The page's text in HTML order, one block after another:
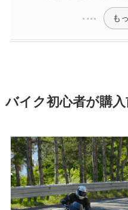
も
バイク初心者が購